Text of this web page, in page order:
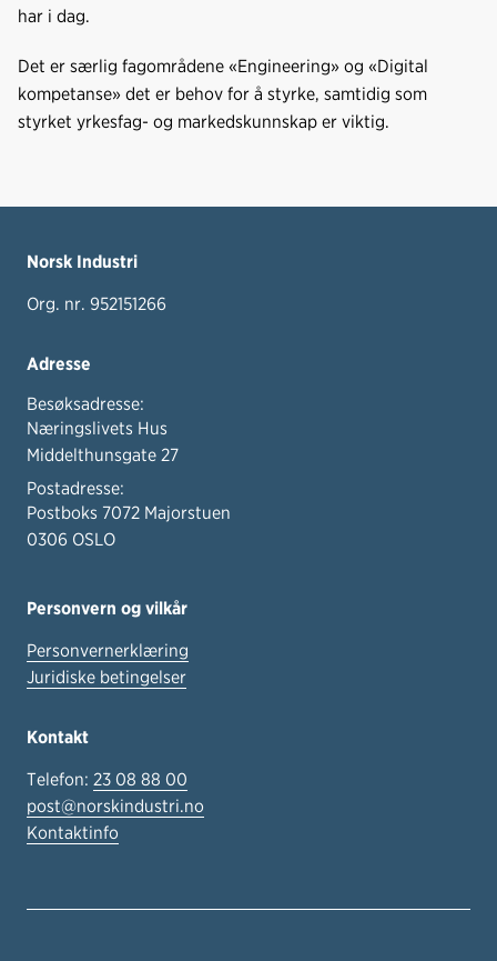
har i dag.
Det er særlig fagområdene «Engineering» og «Digital
kompetanse» det er behov for å styrke, samtidig som
styrket yrkesfag- og markedskunnskap er viktig.
Norsk Industri
Org. nr. 952151266
Adresse
Besøksadresse:
Næringslivets Hus
Middelthunsgate 27
Postadresse:
Postboks 7072 Majorstuen
0306 OSLO
Personvern og vilkår
Personvernerklæring
Juridiske betingelser
Kontakt
Telefon: 23 08 88 00
post@norskindustri.no
Kontaktinfo